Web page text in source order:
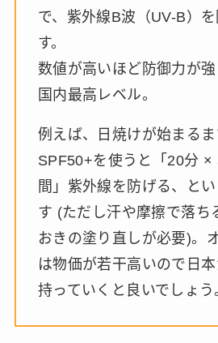
で、紫外線B波（UV-B）
す。
数値が高いほど防御力が
国内最高レベル。
例えば、日焼けが始まる
SPF50+を使うと「20分 ×
間」紫外線を防げる、と
す (ただし汗や摩擦で落ち
おきの塗り直しが必要)。
は物価が若干高いので日
持っていくと良いでしょう